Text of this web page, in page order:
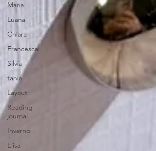
Maria
Luana
Chiara
Francesca
Silvia
tania
Layout
Reading
journal
Inverno
Elisa